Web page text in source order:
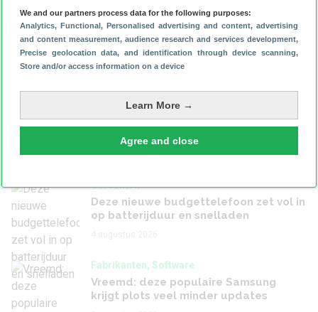
We and our partners process data for the following purposes:
Analytics, Functional, Personalised advertising and content, advertising
and content measurement, audience research and services development,
Precise geolocation data, and identification through device scanning,
Store and/or access information on a device
Learn More →
Agree and close
Software, Google
Houd je Pixel veilig: installeer nu de
augustus-update
Geruchten
Overzicht: dit weten we al over de
Google Pixel 11-serie
Gisteren 9:11
Geruchten
Deze nieuwe budgettelefoon zet vol in
op batterijduur en snelladen
Fabrikanten, Software
Vreemd: deze populaire Samsung
krijgt plots veel minder updates